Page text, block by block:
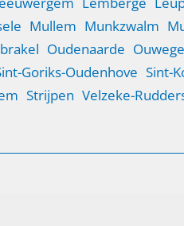
Mullem Munkzwalm
Oudenaarde
Goriks-Oudenhove Sint-
Strijpen Velzeke-